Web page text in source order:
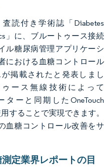
査読付き学術誌「Diabetes
」に、ブルートゥース接続
ル糖尿病管理アプリケーシ
における血糖コントロール
掲載されたと発表しまし
ース無線技術によって
ターと同期したOneTouch
することで実現できます。
血糖コントロール改善をサ
定業界レポートの目